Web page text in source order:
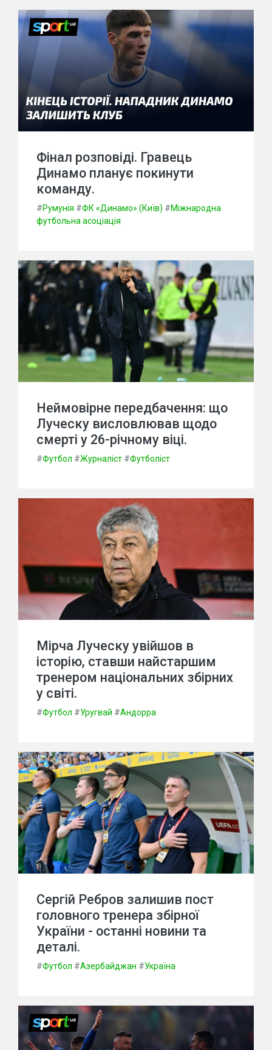
Фінал розповіді. Гравець
Динамо планує покинути
команду.
#Румунія #ФК «Динамо» (Київ) #Міжнародна
футбольна асоціація
Неймовірне передбачення: що
Луческу висловлював щодо
смерті у 26-річному віці.
#Футбол #Журналіст #Футболіст
Мірча Луческу увійшов в
історію, ставши найстаршим
тренером національних збірних
у світі.
#Футбол #Уругвай #Андорра
Сергій Ребров залишив пост
головного тренера збірної
України - останні новини та
деталі.
#Футбол #Азербайджан #Україна